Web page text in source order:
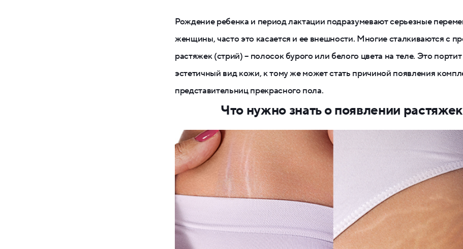
Рождение ребенка и период лактации подразумевают серьезные
женщины, часто это касается и ее внешности. Многие сталкиваются с
растяжек (стрий) – полосок бурого или белого цвета на теле. Это портит
эстетичный вид кожи, к тому же может стать причиной появления
представительниц прекрасного пола.
Что нужно знать о появлении растяжек